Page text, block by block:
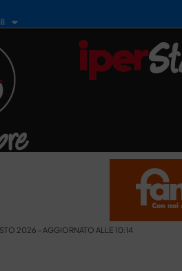
2026 - AGGIORNATO ALLE 10:14